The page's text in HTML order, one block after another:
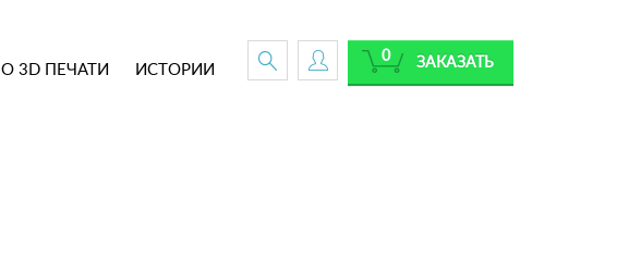
О 3D ПЕЧАТИ ИСТОРИИ ЗАКАЗАТЬ
0